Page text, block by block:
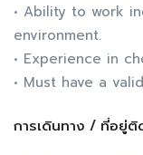
• Ability to work
environment.
• Experience in
• Must have a
การเดินทาง / ที่อยู่